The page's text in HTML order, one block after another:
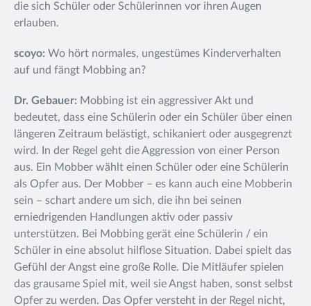
die sich Schüler oder Schülerinnen vor ihren Augen
erlauben.
scoyo: Wo hört normales, ungestümes Kinderverhalten
auf und fängt Mobbing an?
Dr. Gebauer: Mobbing ist ein aggressiver Akt und
bedeutet, dass eine Schülerin oder ein Schüler über einen
längeren Zeitraum belästigt, schikaniert oder ausgegrenzt
wird. In der Regel geht die Aggression von einer Person
aus. Ein Mobber wählt einen Schüler oder eine Schülerin
als Opfer aus. Der Mobber – es kann auch eine Mobberin
sein – schart andere um sich, die ihn bei seinen
erniedrigenden Handlungen aktiv oder passiv
unterstützen. Bei Mobbing gerät eine Schülerin / ein
Schüler in eine absolut hilflose Situation. Dabei spielt das
Gefühl der Angst eine große Rolle. Die Mitläufer spielen
das grausame Spiel mit, weil sie Angst haben, sonst selbst
Opfer zu werden. Das Opfer versteht in der Regel nicht,